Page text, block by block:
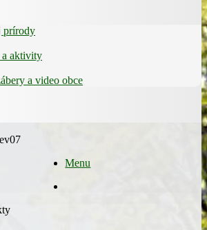
prírody
a aktivity
a video obce
Menu